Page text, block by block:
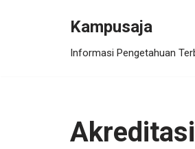
Kampusaja
Informasi Pengetahuan